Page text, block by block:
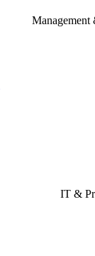
Management
IT &